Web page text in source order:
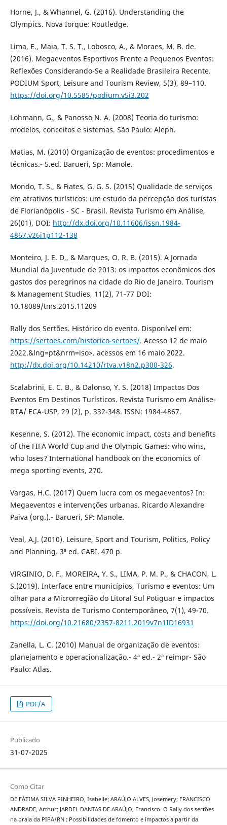
Horne, J., & Whannel, G. (2016). Understanding the
Olympics. Nova Iorque: Routledge.
Lima, E., Maia, T. S. T., Lobosco, A., & Moraes, M. B. de.
(2016). Megaeventos Esportivos Frente a Pequenos Eventos:
Reflexões Considerando-Se a Realidade Brasileira Recente.
PODIUM Sport, Leisure and Tourism Review, 5(3), 89–110.
https://doi.org/10.5585/podium.v5i3.202
Lohmann, G., & Panosso N. A. (2008) Teoria do turismo:
modelos, conceitos e sistemas. São Paulo: Aleph.
Matias, M. (2010) Organização de eventos: procedimentos e
técnicas.- 5.ed. Barueri, Sp: Manole.
Mondo, T. S., & Fiates, G. G. S. (2015) Qualidade de serviços
em atrativos turísticos: um estudo da percepção dos turistas
de Florianópolis - SC - Brasil. Revista Turismo em Análise,
26(01), DOI: http://dx.doi.org/10.11606/issn.1984-
4867.v26i1p112-138
Monteiro, J. E. D,, & Marques, O. R. B. (2015). A Jornada
Mundial da Juventude de 2013: os impactos econômicos dos
gastos dos peregrinos na cidade do Rio de Janeiro. Tourism
& Management Studies, 11(2), 71-77 DOI:
10.18089/tms.2015.11209
Rally dos Sertões. Histórico do evento. Disponível em:
https://sertoes.com/historico-sertoes/. Acesso 12 de maio
2022.&lng=pt&nrm=iso>. acessos em 16 maio 2022.
http://dx.doi.org/10.14210/rtva.v18n2.p300-326.
Scalabrini, E. C. B., & Dalonso, Y. S. (2018) Impactos Dos
Eventos Em Destinos Turísticos. Revista Turismo em Análise-
RTA/ ECA-USP, 29 (2), p. 332-348. ISSN: 1984-4867.
Kesenne, S. (2012). The economic impact, costs and benefits
of the FIFA World Cup and the Olympic Games: who wins,
who loses? International handbook on the economics of
mega sporting events, 270.
Vargas, H.C. (2017) Quem lucra com os megaeventos? In:
Megaeventos e intervenções urbanas. Ricardo Alexandre
Paiva (org.).- Barueri, SP: Manole.
Veal, A.J. (2010). Leisure, Sport and Tourism, Politics, Policy
and Planning. 3ª ed. CABI. 470 p.
VIRGINIO, D. F., MOREIRA, Y. S., LIMA, P. M. P., & CHACON, L.
S.(2019). Interface entre municípios, Turismo e eventos: Um
olhar para a Microrregião do Litoral Sul Potiguar e impactos
possíveis. Revista de Turismo Contemporâneo, 7(1), 49-70.
https://doi.org/10.21680/2357-8211.2019v7n1ID16931
Zanella, L. C. (2010) Manual de organização de eventos:
planejamento e operacionalização.- 4ª ed.- 2ª reimpr- São
Paulo: Atlas.
PDF/A
Publicado
31-07-2025
Como Citar
DE FÁTIMA SILVA PINHEIRO, Isabelle; ARAÚJO ALVES, Josemery; FRANCISCO
ANDRADE, Arthur; JARDEL DANTAS DE ARAÚJO, Francisco. O Rally dos sertões
na praia da PIPA/RN : Possibilidades de fomento e impactos a partir da